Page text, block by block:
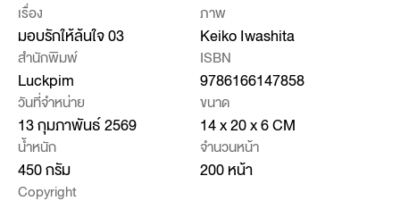
เรื่อง
มอบรักให้ล้นใจ 03
ภาพ
Keiko Iwashita
สำนักพิมพ์
Luckpim
ISBN
9786166147858
วันที่จำหน่าย
13 กุมภาพันธ์ 2569
ขนาด
14 x 20 x 6 CM
น้ำหนัก
450 กรัม
จำนวนหน้า
200 หน้า
Copyright